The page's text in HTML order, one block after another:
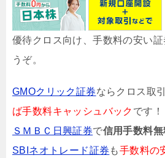
優待クロス向け、手数料の安い
うぞ。
GMOクリック証券ならクロス取
ば手数料キャッシュバック です！
ＳＭＢＣ日興証券で信用手数料無
SBIネオトレード証券 も手数料の